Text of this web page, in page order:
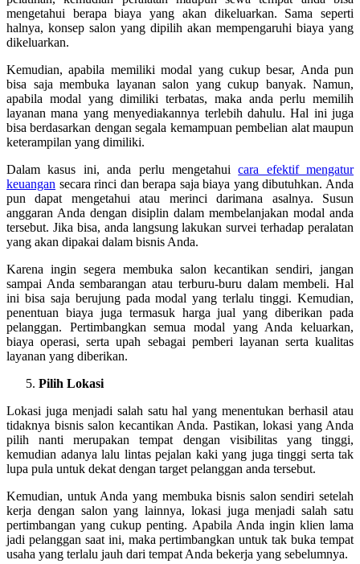
mengetahui berapa biaya yang akan dikeluarkan. Sama seperti
halnya, konsep salon yang dipilih akan mempengaruhi biaya yang
dikeluarkan.
Kemudian, apabila memiliki modal yang cukup besar, Anda pun
bisa saja membuka layanan salon yang cukup banyak. Namun,
apabila modal yang dimiliki terbatas, maka anda perlu memilih
layanan mana yang menyediakannya terlebih dahulu. Hal ini juga
bisa berdasarkan dengan segala kemampuan pembelian alat maupun
keterampilan yang dimiliki.
Dalam kasus ini, anda perlu mengetahuicara efektif mengatur
keuangan secara rinci dan berapa saja biaya yang dibutuhkan. Anda
pun dapat mengetahui atau merinci darimana asalnya. Susun
anggaran Anda dengan disiplin dalam membelanjakan modal anda
tersebut. Jika bisa, anda langsung lakukan survei terhadap peralatan
yang akan dipakai dalam bisnis Anda.
Karena ingin segera membuka salon kecantikan sendiri, jangan
sampai Anda sembarangan atau terburu-buru dalam membeli. Hal
ini bisa saja berujung pada modal yang terlalu tinggi. Kemudian,
penentuan biaya juga termasuk harga jual yang diberikan pada
pelanggan. Pertimbangkan semua modal yang Anda keluarkan,
biaya operasi, serta upah sebagai pemberi layanan serta kualitas
layanan yang diberikan.
Pilih Lokasi
Lokasi juga menjadi salah satu hal yang menentukan berhasil atau
tidaknya bisnis salon kecantikan Anda. Pastikan, lokasi yang Anda
pilih nanti merupakan tempat dengan visibilitas yang tinggi,
kemudian adanya lalu lintas pejalan kaki yang juga tinggi serta tak
lupa pula untuk dekat dengan target pelanggan anda tersebut.
Kemudian, untuk Anda yang membuka bisnis salon sendiri setelah
kerja dengan salon yang lainnya, lokasi juga menjadi salah satu
pertimbangan yang cukup penting. Apabila Anda ingin klien lama
jadi pelanggan saat ini, maka pertimbangkan untuk tak buka tempat
usaha yang terlalu jauh dari tempat Anda bekerja yang sebelumnya.